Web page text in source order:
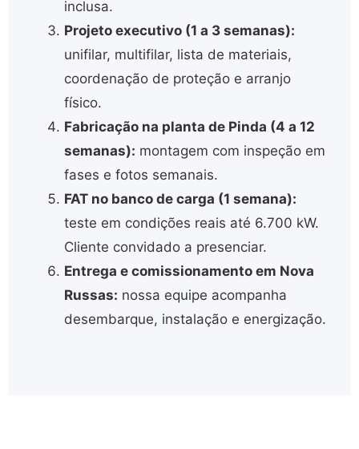
inclusa.
Projeto executivo (1 a 3 semanas):
unifilar, multifilar, lista de materiais,
coordenação de proteção e arranjo
físico.
Fabricação na planta de Pinda (4 a 12
semanas): montagem com inspeção em
fases e fotos semanais.
FAT no banco de carga (1 semana):
teste em condições reais até 6.700 kW.
Cliente convidado a presenciar.
Entrega e comissionamento em Nova
Russas: nossa equipe acompanha
desembarque, instalação e energização.